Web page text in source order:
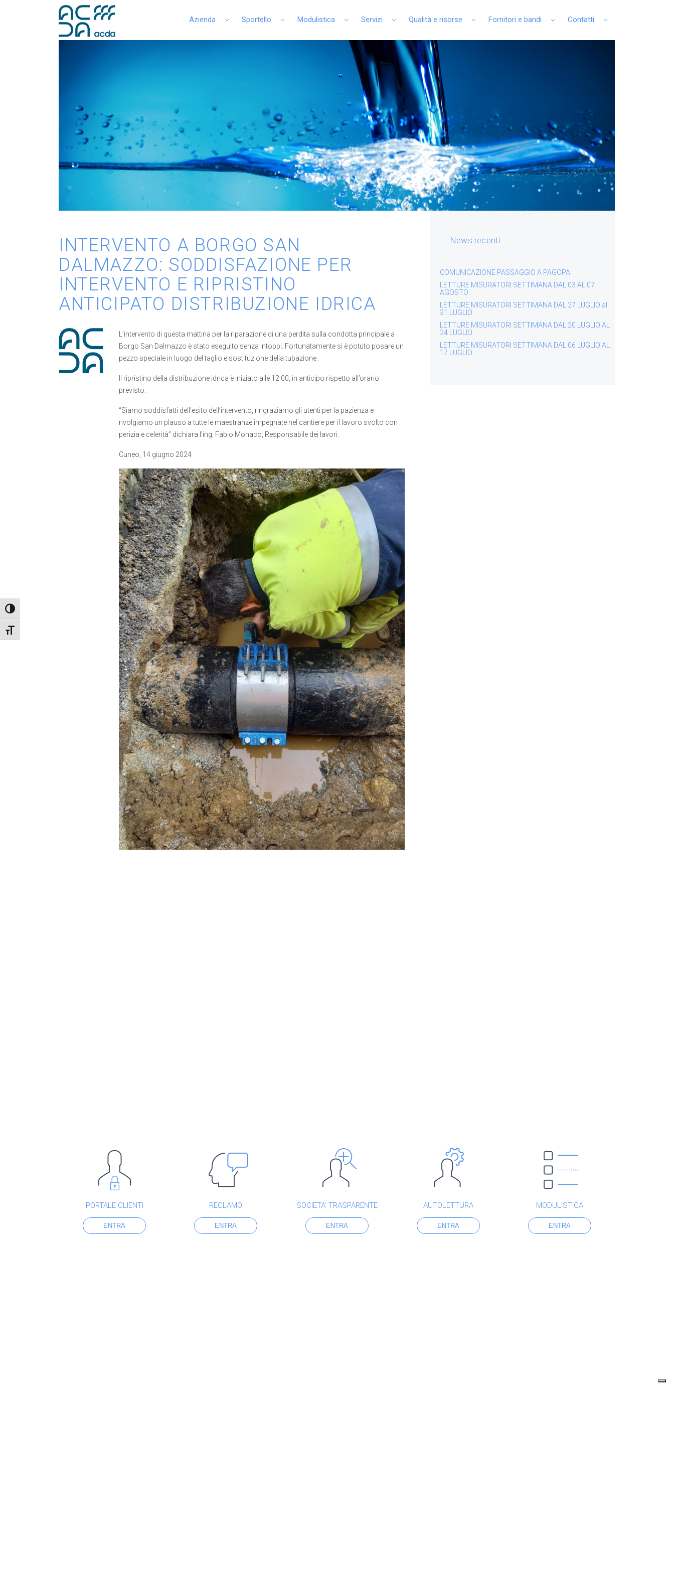
Attiva/disattiva alto contrasto
Attiva/disattiva dimensione testo
Azienda Sportello Modulistica Servizi Qualità e risorse Fornitori e bandi Contatti
INTERVENTO A BORGO SAN
DALMAZZO: SODDISFAZIONE PER
INTERVENTO E RIPRISTINO
ANTICIPATO DISTRIBUZIONE IDRICA
L’intervento di questa mattina per la riparazione di una perdita sulla condotta principale a
Borgo San Dalmazzo è stato eseguito senza intoppi. Fortunatamente si è potuto posare un
pezzo speciale in luogo del taglio e sostituzione della tubazione.
Il ripristino della distribuzione idrica è iniziato alle 12:00, in anticipo rispetto all’orario
previsto.
“Siamo soddisfatti dell’esito dell’intervento, ringraziamo gli utenti per la pazienza e
rivolgiamo un plauso a tutte le maestranze impegnate nel cantiere per il lavoro svolto con
perizia e celerità” dichiara l’ing. Fabio Monaco, Responsabile dei lavori.
Cuneo, 14 giugno 2024
News recenti
COMUNICAZIONE PASSAGGIO A PAGOPA
LETTURE MISURATORI SETTIMANA DAL 03 AL 07
AGOSTO
LETTURE MISURATORI SETTIMANA DAL 27 LUGLIO al
31 LUGLIO
LETTURE MISURATORI SETTIMANA DAL 20 LUGLIO AL
24 LUGLIO
LETTURE MISURATORI SETTIMANA DAL 06 LUGLIO AL
17 LUGLIO
PORTALE CLIENTI
ENTRA
RECLAMO
ENTRA
SOCIETA’ TRASPARENTE
ENTRA
AUTOLETTURA
ENTRA
MODULISTICA
ENTRA